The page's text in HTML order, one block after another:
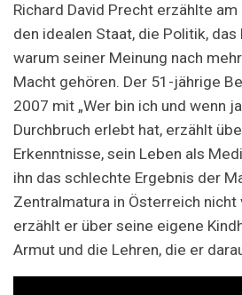
Richard David Precht erzählte
den idealen Staat, die Politik,
warum seiner Meinung nach
Macht gehören. Der 51-jährige
2007 mit „Wer bin ich und wenn
Durchbruch erlebt hat, erzählt
Erkenntnisse, sein Leben als
ihn das schlechte Ergebnis der
Zentralmatura in Österreich nicht
erzählt er über seine eigene
Armut und die Lehren, die er